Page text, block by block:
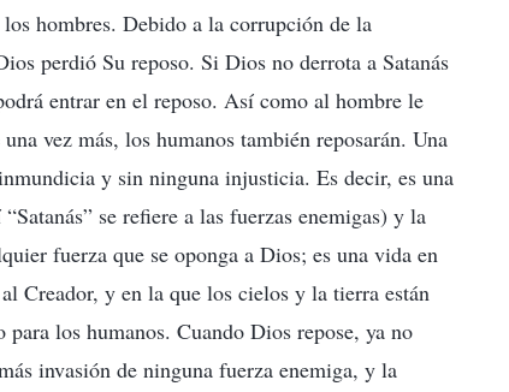
hombres. Debido a la corrupción de la
perdió Su reposo. Si Dios no derrota a Satanás
entrar en el reposo. Así como al hombre le
vez más, los humanos también reposarán. Una
y sin ninguna injusticia. Es decir, es una
se refiere a las fuerzas enemigas) y la
fuerza que se oponga a Dios; es una vida en
Creador, y en la que los cielos y la tierra están
los humanos. Cuando Dios repose, ya no
invasión de ninguna fuerza enemiga, y la